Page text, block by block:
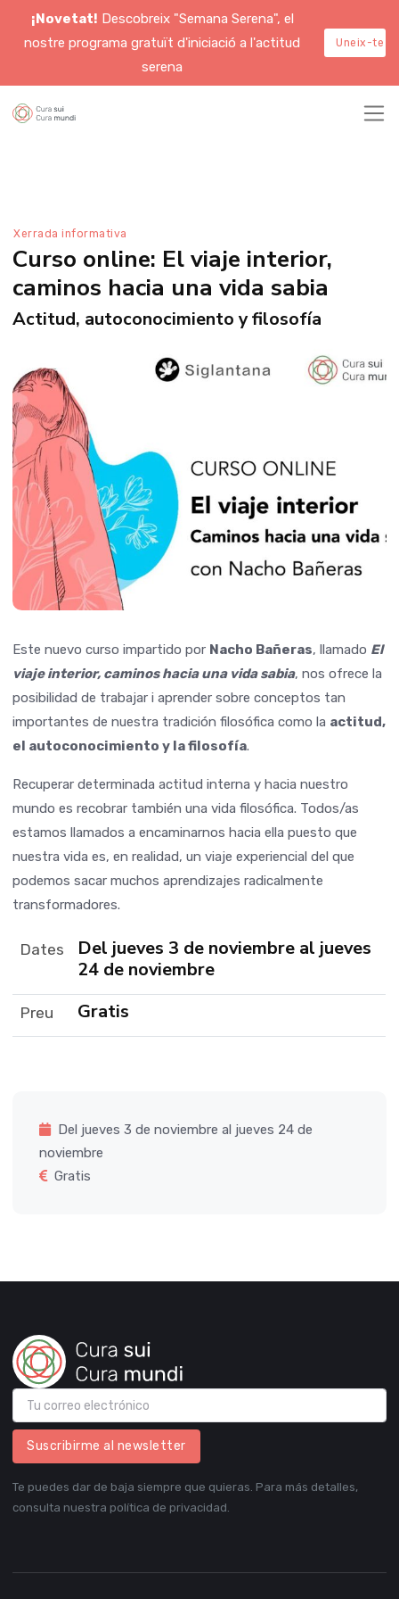
¡Novetat! Descobreix "Semana Serena", el
nostre programa gratuït d'iniciació a l'actitud
serena
Uneix-te
Xerrada informativa
Curso online: El viaje interior,
caminos hacia una vida sabia
Actitud, autoconocimiento y filosofía
Este nuevo curso impartido por Nacho Bañeras, llamado El
viaje interior, caminos hacia una vida sabia, nos ofrece la
posibilidad de trabajar i aprender sobre conceptos tan
importantes de nuestra tradición filosófica como la actitud,
el autoconocimiento y la filosofía.
Recuperar determinada actitud interna y hacia nuestro
mundo es recobrar también una vida filosófica. Todos/as
estamos llamados a encaminarnos hacia ella puesto que
nuestra vida es, en realidad, un viaje experiencial del que
podemos sacar muchos aprendizajes radicalmente
transformadores.
Dates
Del jueves 3 de noviembre al jueves
24 de noviembre
Preu Gratis
Del jueves 3 de noviembre al jueves 24 de
noviembre
Gratis
Suscribirme al newsletter
Te puedes dar de baja siempre que quieras. Para más detalles,
consulta nuestra política de privacidad.